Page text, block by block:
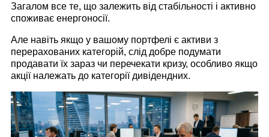
Загалом все те, що залежить від стабільності і активно
споживає енергоносії.
Але навіть якщо у вашому портфелі є активи з
перерахованих категорій, слід добре подумати
продавати їх зараз чи перечекати кризу, особливо якщо
акції належать до категорії дивідендних.